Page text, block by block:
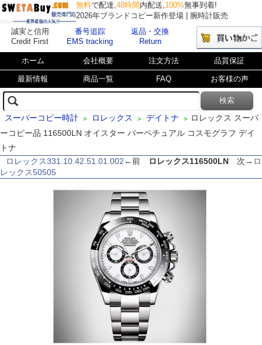
無料で配達,48時間 内配送,100%無事到着!
2026年ブランドコピー新作登場 | 腕時計販売
誠実と信用
Credit First
番号追踪
EMS tracking
返品・交換
Return
ホーム 会社概要 注文方法 品質保証
最新情報 商品一覧 FAQ お客様の声
スーパーコピー時計 > ロレックス > デイトナ > ロレックス スーパ
ーコピー品 116500LN オイスター パーペチュアル コスモグラフ デイ
トナ
ロレックス331.10.42.51.01.002 ←前 ロレックス116500LN 次→ ロ
レックス50505